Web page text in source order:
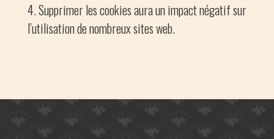
Supprimer les cookies aura un impact négatif sur
l’utilisation de nombreux sites web.